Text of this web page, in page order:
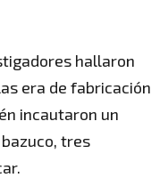
hallaron
era de fabricación
incautaron un
tres